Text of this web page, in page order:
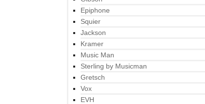
Epiphone
Squier
Jackson
Kramer
Music Man
Sterling by Musicman
Gretsch
Vox
EVH